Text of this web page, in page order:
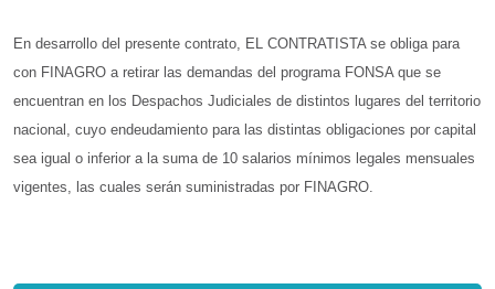
En desarrollo del presente contrato, EL CONTRATISTA se obliga para
con FINAGRO a retirar las demandas del programa FONSA que se
encuentran en los Despachos Judiciales de distintos lugares del territorio
nacional, cuyo endeudamiento para las distintas obligaciones por capital
sea igual o inferior a la suma de 10 salarios mínimos legales mensuales
vigentes, las cuales serán suministradas por FINAGRO.